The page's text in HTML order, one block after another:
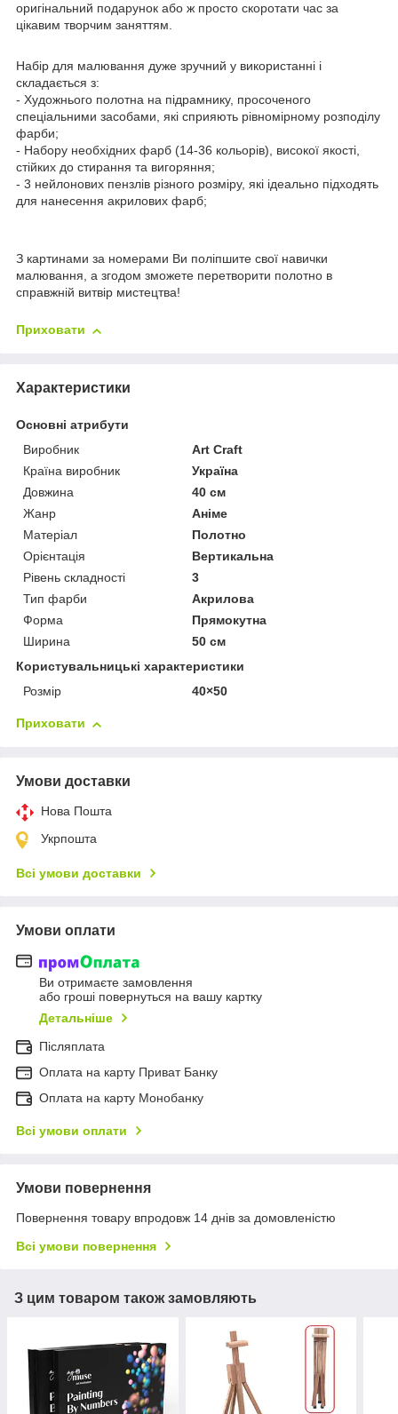
оригінальний подарунок або ж просто скоротати час за
цікавим творчим заняттям.
Набір для малювання дуже зручний у використанні і
складається з:
- Художнього полотна на підрамнику, просоченого
спеціальними засобами, які сприяють рівномірному розподілу
фарби;
- Набору необхідних фарб (14-36 кольорів), високої якості,
стійких до стирання та вигоряння;
- 3 нейлонових пензлів різного розміру, які ідеально підходять
для нанесення акрилових фарб;
З картинами за номерами Ви поліпшите свої навички
малювання, а згодом зможете перетворити полотно в
справжній витвір мистецтва!
Приховати
Характеристики
Основні атрибути
Виробник
Art Craft
Країна виробник
Україна
Довжина
40 см
Жанр
Аніме
Матеріал
Полотно
Орієнтація
Вертикальна
Рівень складності
3
Тип фарби
Акрилова
Форма
Прямокутна
Ширина
50 см
Користувальницькі характеристики
Розмір
40×50
Приховати
Умови доставки
Нова Пошта
Укрпошта
Всі умови доставки
Умови оплати
Ви отримаєте замовлення
або гроші повернуться на вашу картку
Детальніше
Післяплата
Оплата на карту Приват Банку
Оплата на карту Монобанку
Всі умови оплати
Умови повернення
Повернення товару впродовж 14 днів за домовленістю
Всі умови повернення
З цим товаром також замовляють